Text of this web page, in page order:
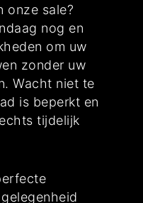
onze sale?
nog en
om uw
zonder uw
Wacht niet te
is beperkt en
tijdelijk